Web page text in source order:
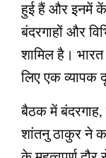
हुई हैं और इनमें
बंदरगाहों और
शामिल है।
लिए एक व्यापक
बैठक में बंदरगाह,
शांतनु ठाकुर ने